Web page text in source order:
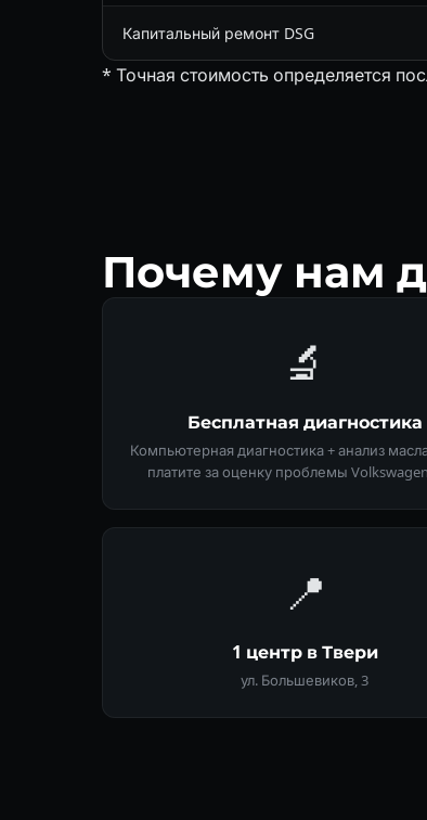
Капитальный ремонт DSG
* Точная стоимость определяется
Почему нам
🔬
Бесплатная диагностика
Компьютерная диагностика + анализ
платите за оценку проблемы
📍
1 центр в Твери
ул. Большевиков, 3